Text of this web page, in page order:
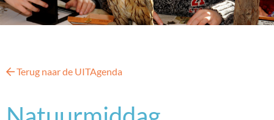
Terug naar de UITAgenda